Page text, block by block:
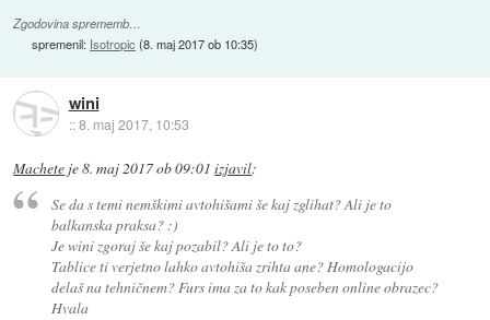
Zgodovina sprememb…
spremenil: Isotropic (8. maj 2017 ob 10:35)
wini
::8. maj 2017, 10:53
Machete je8. maj 2017 ob 09:01 izjavil:
Se da s temi nemškimi avtohišami še kaj zglihat? Ali je to
balkanska praksa? :)
Je wini zgoraj še kaj pozabil? Ali je to to?
Tablice ti verjetno lahko avtohiša zrihta ane? Homologacijo
delaš na tehničnem? Furs ima za to kak poseben online obrazec?
Hvala